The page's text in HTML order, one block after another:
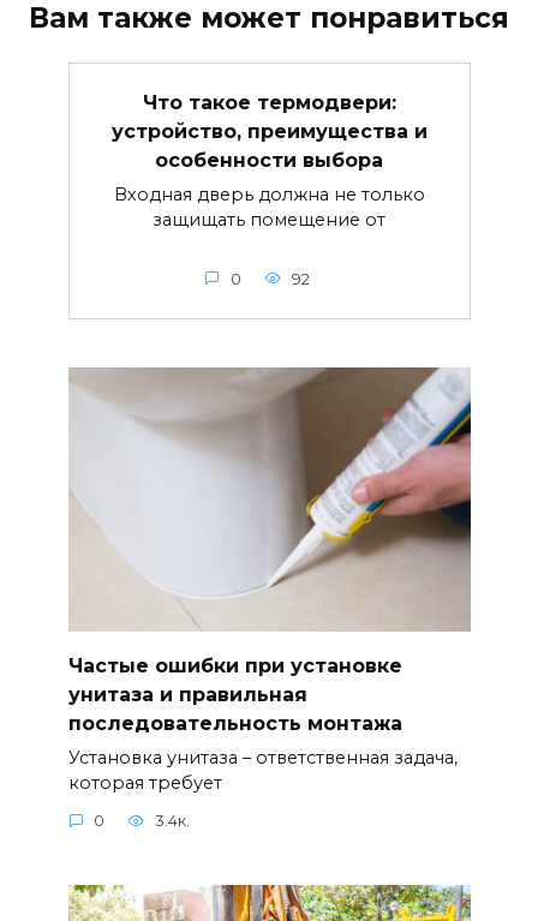
Вам также может понравиться
Что такое термодвери:
устройство, преимущества и
особенности выбора
Входная дверь должна не только
защищать помещение от
0 92
Частые ошибки при установке
унитаза и правильная
последовательность монтажа
Установка унитаза – ответственная задача,
которая требует
0 3.4к.